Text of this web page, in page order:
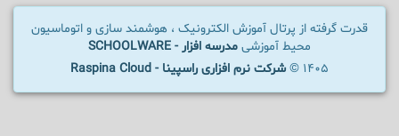
قدرت گرفته از پرتال آموزش الکترونیک ، هوشمند سازی و اتوماسیون
محیط آموزشی مدرسه افزار - SCHOOLWARE
1405 ©
شرکت نرم افزاری راسپینا - Raspina Cloud